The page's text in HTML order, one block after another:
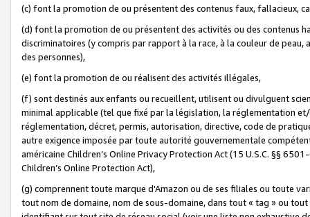
(c) font la promotion de ou présentent des contenus faux, fallacieux,
(d) font la promotion de ou présentent des activités ou des contenus
discriminatoires (y compris par rapport à la race, à la couleur de
des personnes),
(e) font la promotion de ou réalisent des activités illégales,
(f) sont destinés aux enfants ou recueillent, utilisent ou divulguent
minimal applicable (tel que fixé par la législation, la réglementation
réglementation, décret, permis, autorisation, directive, code de
autre exigence imposée par toute autorité gouvernementale
américaine Children’s Online Privacy Protection Act (15 U.S.C. §§
Children’s Online Protection Act),
(g) comprennent toute marque d'Amazon ou de ses filiales ou toute
tout nom de domaine, nom de sous-domaine, dans tout « tag » ou